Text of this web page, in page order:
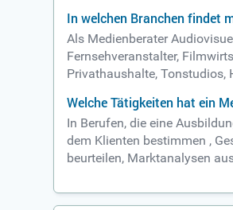
In welchen Branchen findet
Als Medienberater
Fernsehveranstalter,
Privathaushalte, Tonstudios,
Welche Tätigkeiten hat ein
In Berufen, die eine
dem Klienten bestimmen ,
beurteilen, Marktanalysen